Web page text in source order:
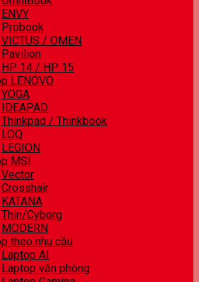
ENVY
Probook
VICTUS / OMEN
Pavilion
HP 14 / HP 15
LENOVO
YOGA
IDEAPAD
Thinkpad / Thinkbook
LOQ
LEGION
MSI
Vector
Crosshair
KATANA
Thin/Cyborg
MODERN
theo nhu cầu
Laptop AI
Laptop văn phòng